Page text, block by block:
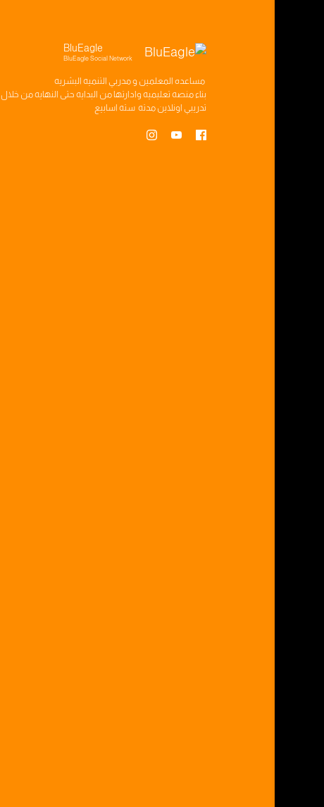
BluEagle
BluEagle Social Network
مساعده المعلمين ومدربي التنميه البشريه
بناءمنصه تعليميه وادارتها من البدايه حتى النهايه من خلال
تدريبي اونلاين مدته سته اسابيع